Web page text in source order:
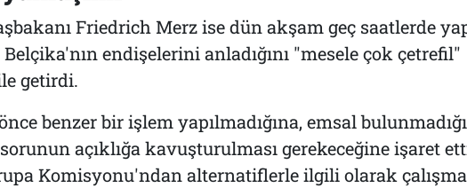
Friedrich Merz ise dün akşam geç saatlerde
endişelerini anladığını "mesele çok çetrefil"
getirdi.
benzer bir işlem yapılmadığına, emsal
açıklığa kavuşturulması gerekeceğine işaret
Komisyonu'ndan alternatiflerle ilgili olarak çalışma